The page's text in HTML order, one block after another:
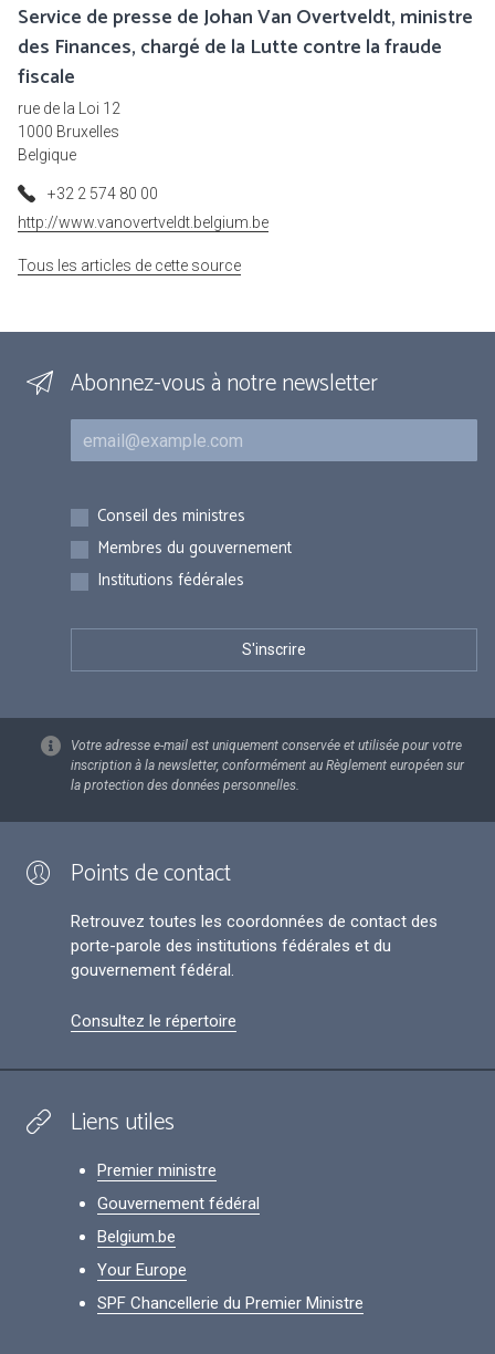
Service de presse de Johan Van Overtveldt, ministre
des Finances, chargé de la Lutte contre la fraude
fiscale
rue de la Loi 12
1000 Bruxelles
Belgique
+32 2 574 80 00
http://www.vanovertveldt.belgium.be
Tous les articles de cette source
Abonnez-vous à notre newsletter
Courriel
Inscriptions
Conseil des ministres
Membres du gouvernement
Institutions fédérales
Votre adresse e-mail est uniquement conservée et utilisée pour votre
inscription à la newsletter, conformément au Règlement européen sur
la protection des données personnelles.
Points de contact
Retrouvez toutes les coordonnées de contact des
porte-parole des institutions fédérales et du
gouvernement fédéral.
Consultez le répertoire
Liens utiles
Premier ministre
Gouvernement fédéral
Belgium.be
Your Europe
SPF Chancellerie du Premier Ministre